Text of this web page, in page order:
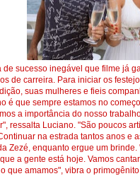
de sucesso inegável que filme já
de carreira. Para iniciar os
suas mulheres e fieis
é que sempre estamos no
a importância do nosso
ressalta Luciano. "São poucos
na estrada tantos anos e
Zezé, enquanto ergue um
a gente está hoje. Vamos
que amamos", vibra o